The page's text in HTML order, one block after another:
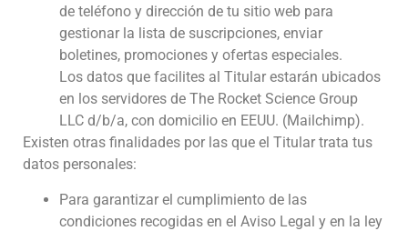
de teléfono y dirección de tu sitio web para
gestionar la lista de suscripciones, enviar
boletines, promociones y ofertas especiales.
Los datos que facilites al Titular estarán ubicados
en los servidores de The Rocket Science Group
LLC d/b/a, con domicilio en EEUU. (Mailchimp).
Existen otras finalidades por las que el Titular trata tus
datos personales:
Para garantizar el cumplimiento de las
condiciones recogidas en el Aviso Legal y en la ley